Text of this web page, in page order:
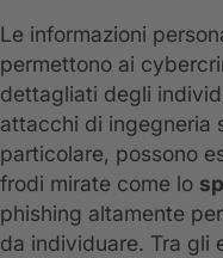
Le informazioni
permettono ai
dettagliati degli
attacchi di ingegneria
particolare, possono
frodi mirate come lo
phishing altamente
da individuare. Tra gli